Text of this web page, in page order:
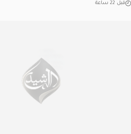
قبل 22 ساعة